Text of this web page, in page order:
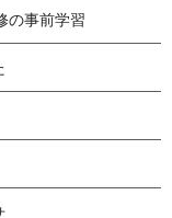
の事前学習